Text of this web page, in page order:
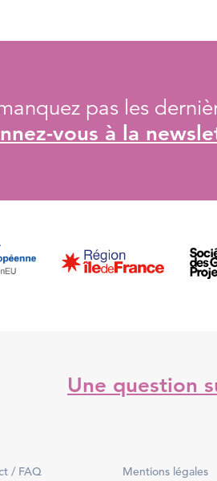
pas les
vous à la
Une question
/ FAQ Mentions légales